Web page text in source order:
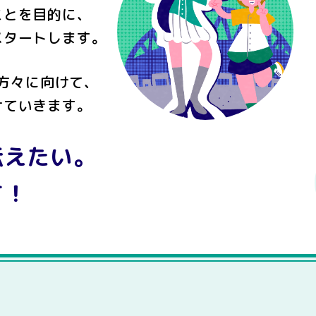
を目的に、
ートします。
に向けて、
いきます。
たい。